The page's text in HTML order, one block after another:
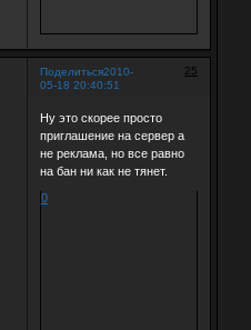
Поделиться 25
2010-
05-18 20:40:51
Ну это скорее просто
приглашение на сервер а
не реклама, но все равно
на бан ни как не тянет.
0